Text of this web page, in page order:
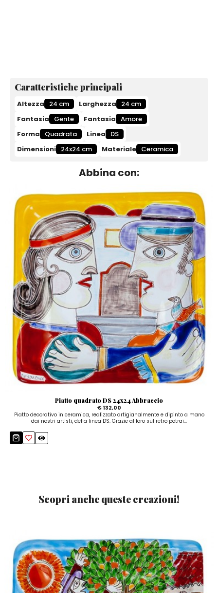
Caratteristiche principali
Altezza 24 cm Larghezza
24 cm
Fantasia
Gente Fantasia Amore
Forma
Quadrata Linea
DS
Dimensioni 24x24 cm Materiale Ceramica
Abbina con:
Piatto quadrato DS 24x24 Abbraccio
€ 132,00
Piatto decorativo in ceramica, realizzato artigianalmente e dipinto a mano
dai nostri artisti, della linea DS. Grazie al foro sul retro potrai...
Scopri anche queste creazioni!